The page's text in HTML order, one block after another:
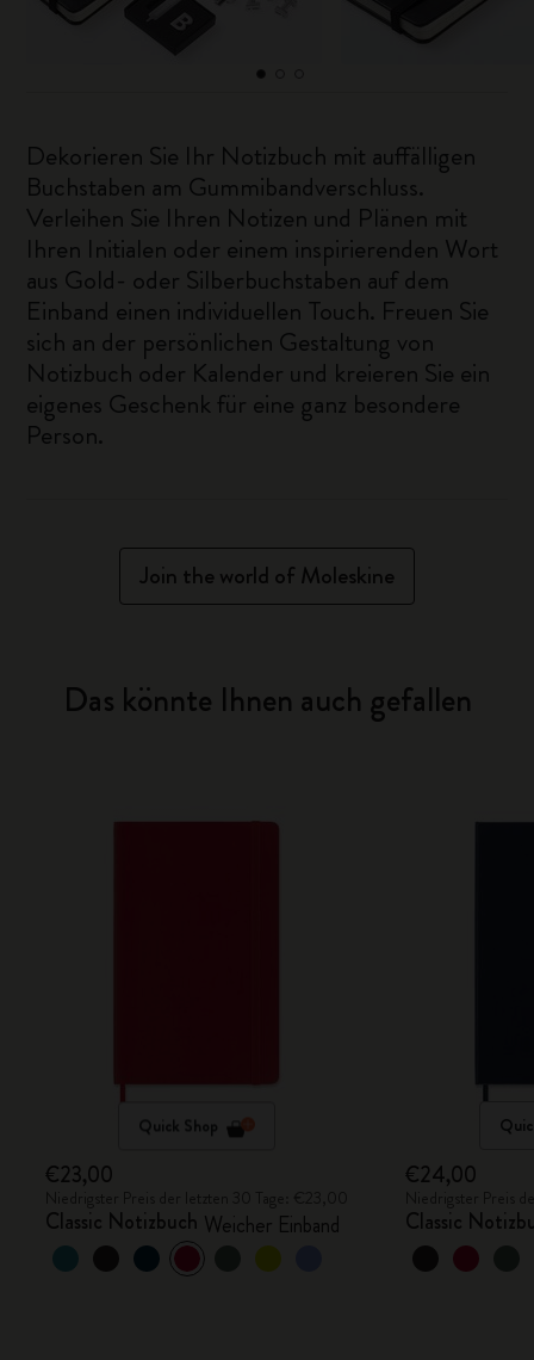
Dekorieren Sie Ihr Notizbuch mit auffälligen
Buchstaben am Gummibandverschluss.
Verleihen Sie Ihren Notizen und Plänen mit
Ihren Initialen oder einem inspirierenden Wort
aus Gold- oder Silberbuchstaben auf dem
Einband einen individuellen Touch. Freuen Sie
sich an der persönlichen Gestaltung von
Notizbuch oder Kalender und kreieren Sie ein
eigenes Geschenk für eine ganz besondere
Person.
Join the world of Moleskine
Das könnte Ihnen auch gefallen
Quick Shop
€23,00
Classic Notizbuch Weicher Einband
€24,00
Classic